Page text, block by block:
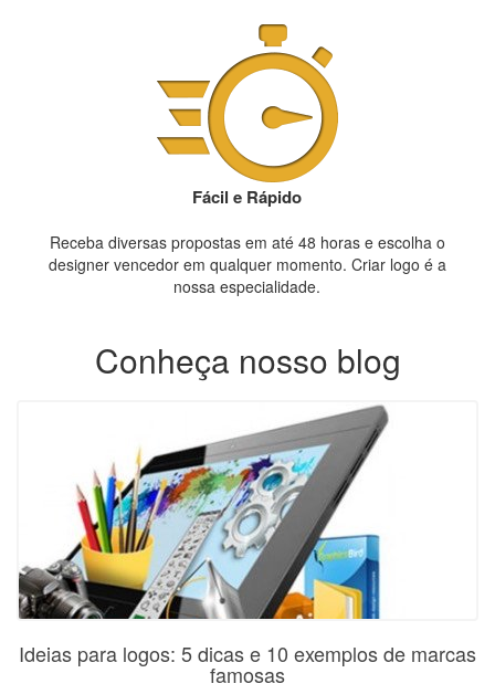
Fácil e Rápido
Receba diversas propostas em até 48 horas e escolha o
designer vencedor em qualquer momento. Criar logo é a
nossa especialidade.
Conheça nosso blog
Ideias para logos: 5 dicas e 10 exemplos de marcas
famosas